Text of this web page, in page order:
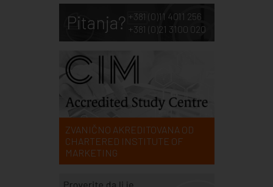
Pitanja? +381 (0)11 4011 256
+381 (0)21 3100 020
ZVANIČNO AKREDITOVANA OD
CHARTERED INSTITUTE OF
MARKETING